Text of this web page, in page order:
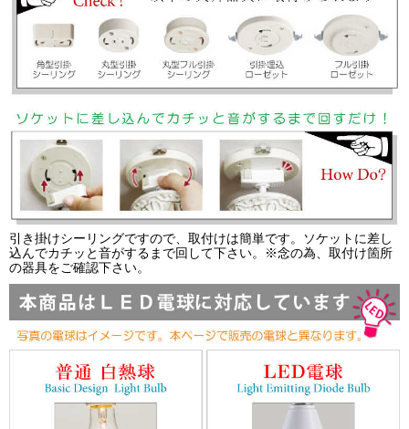
引き掛けシーリングですので、取付けは簡単です。ソケットに差し
込んでカチッと音がするまで回して下さい。※念の為、取付け箇所
の器具をご確認下さい。